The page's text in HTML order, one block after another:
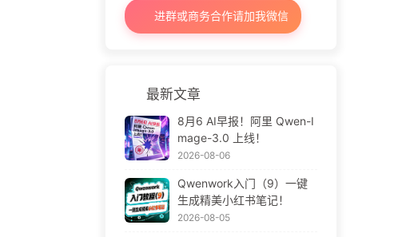
进群或商务合作请加我微信
最新文章
8月6 AI早报！阿里 Qwen-I
mage-3.0 上线！
2026-08-06
Qwenwork入门（9）一键
生成精美小红书笔记！
2026-08-05